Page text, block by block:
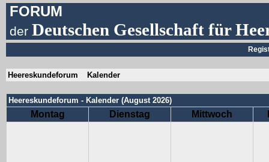
FORUM
derDeutschen Gesellschaft für
Heereskundeforum Kalender
Heereskundeforum - Kalender (August 2026)
Montag Dienstag Mittwoch